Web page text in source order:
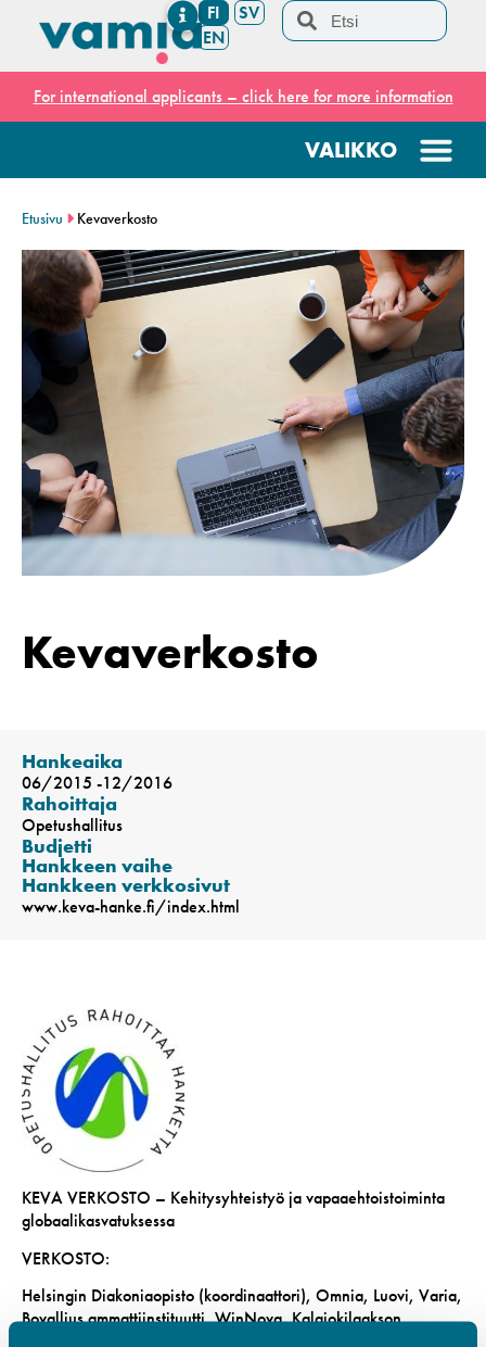
FI
SV
EN
For international applicants – click here for more information
Etusivu Kevaverkosto
Kevaverkosto
Hankeaika
06/2015 -12/2016
Rahoittaja
Opetushallitus
Budjetti
Hankkeen vaihe
Hankkeen verkkosivut
www.keva-hanke.fi/index.html
KEVA VERKOSTO – Kehitysyhteistyö ja vapaaehtoistoiminta
globaalikasvatuksessa
VERKOSTO:
Helsingin Diakoniaopisto (koordinaattori), Omnia, Luovi, Varia,
Bovallius ammattiinstituutti, WinNova, Kalajokilaakson